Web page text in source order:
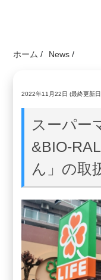
ホーム / News /
2022年11月22日 (最終更新
スーパー
&BIO-
ん」の取